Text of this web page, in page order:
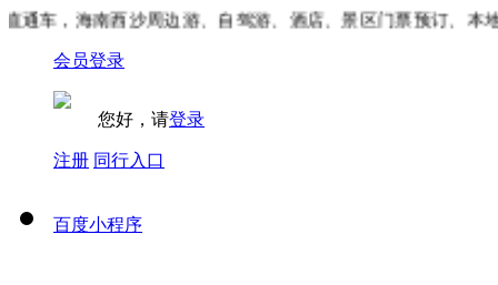
车，海南西沙周边游、自驾游、酒店、景区门票预订、本地
会员登录
您好，请登录
注册 同行入口
百度小程序